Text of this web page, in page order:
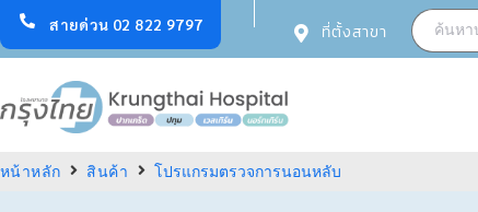
สายด่วน 02 822 9797 ที่ตั้งสาขา
หน้าหลัก สินค้า โปรแกรมตรวจการนอนหลับ